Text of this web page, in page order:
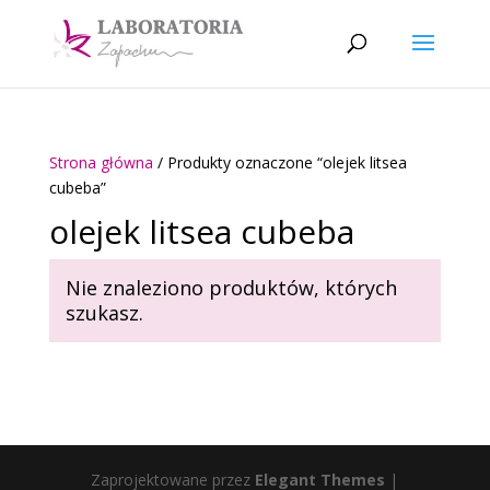
Strona główna / Produkty oznaczone “olejek litsea
cubeba”
olejek litsea cubeba
Nie znaleziono produktów, których
szukasz.
Zaprojektowane przez Elegant Themes |